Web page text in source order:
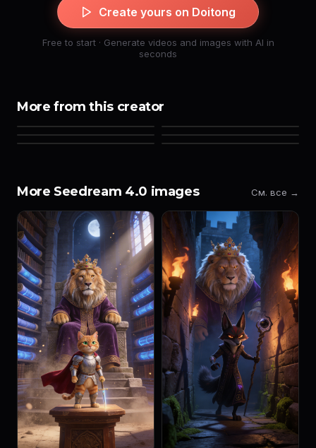
Create yours on Doitong
Free to start · Generate videos and images with AI in
seconds
More from this creator
More Seedream 4.0 images См. все →